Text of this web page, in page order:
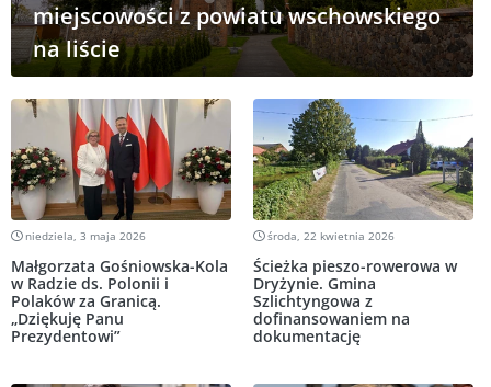
miejscowości z powiatu wschowskiego
na liście
niedziela, 3 maja 2026
Małgorzata Gośniowska-Kola
w Radzie ds. Polonii i
Polaków za Granicą.
„Dziękuję Panu
Prezydentowi”
środa, 22 kwietnia 2026
Ścieżka pieszo-rowerowa w
Dryżynie. Gmina
Szlichtyngowa z
dofinansowaniem na
dokumentację